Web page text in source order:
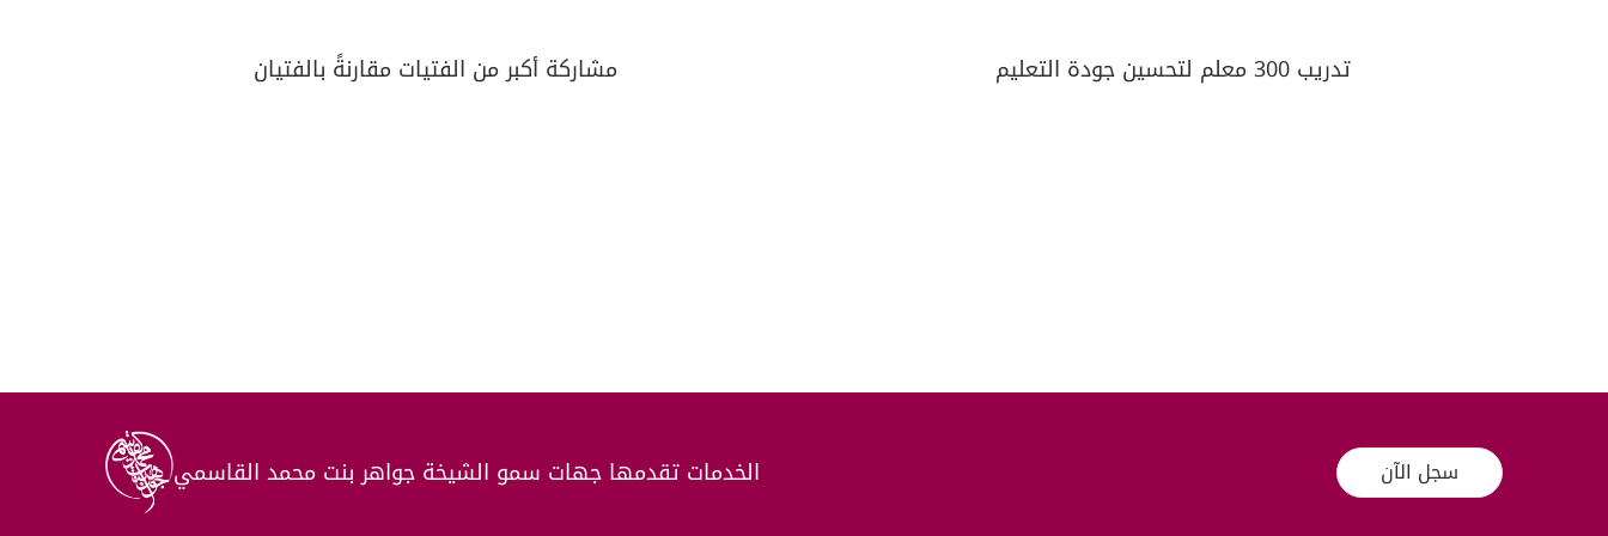
مشاركة أكبر من الفتيات مقارنةً بالفتيان تدريب 300 معلم لتحسين جودة التعليم
الخدمات تقدمها جهات سمو الشيخة جواهر بنت محمد القاسمي سجل الآن